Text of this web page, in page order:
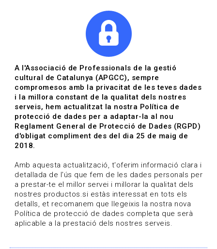
Actualitza't
Vols estar al dia?
HOME / BLOG
Estigues al dia
Convocatòries, activitats i notícies del sector de la
cultura.
A l'Associació de Professionals de la gestió
cultural de Catalunya (APGCC), sempre
compromesos amb la privacitat de les teves dades
i la millora constant de la qualitat dels nostres
serveis, hem actualitzat la nostra Política de
protecció de dades per a adaptar-la al nou
Reglament General de Protecció de Dades (RGPD)
d'obligat compliment des del dia 25 de maig de
2018.
Amb aquesta actualització, t'oferim informació clara i
detallada de l'ús que fem de les dades personals per
a prestar-te el millor servei i millorar la qualitat dels
nostres productos.si estàs interessat en tots els
detalls, et recomanem que llegeixis la nostra nova
Política de protecció de dades completa que serà
aplicable a la prestació dels nostres serveis.